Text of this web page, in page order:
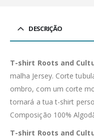
DESCRIÇÃO
T-shirt Roots and
malha Jersey. Corte
ombro, com um corte
tornará a tua t-shirt
Composição 100%
T-shirt Roots and